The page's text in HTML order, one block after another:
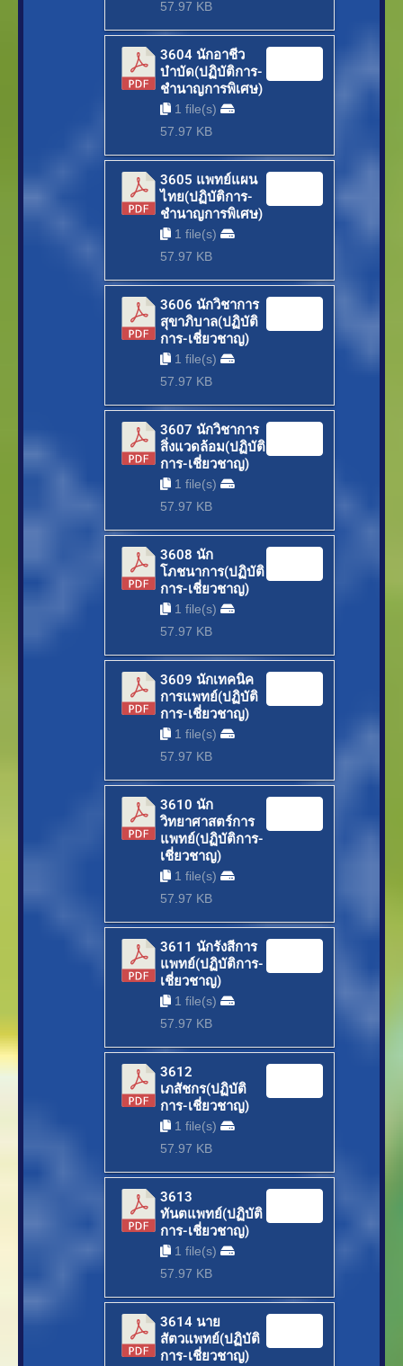
57.97 KB
3604 นักอาชีว
บำบัด(ปฏิบัติการ-
ชำนาญการพิเศษ)
1 file(s)
57.97 KB
3605 แพทย์แผน
ไทย(ปฏิบัติการ-
ชำนาญการพิเศษ)
1 file(s)
57.97 KB
3606 นักวิชาการ
สุขาภิบาล(ปฏิบัติ
การ-เชี่ยวชาญ)
1 file(s)
57.97 KB
3607 นักวิชาการ
สิ่งแวดล้อม(ปฏิบัติ
การ-เชี่ยวชาญ)
1 file(s)
57.97 KB
3608 นัก
โภชนาการ(ปฏิบัติ
การ-เชี่ยวชาญ)
1 file(s)
57.97 KB
3609 นักเทคนิค
การแพทย์(ปฏิบัติ
การ-เชี่ยวชาญ)
1 file(s)
57.97 KB
3610 นัก
วิทยาศาสตร์การ
แพทย์(ปฏิบัติการ-
เชี่ยวชาญ)
1 file(s)
57.97 KB
3611 นักรังสีการ
แพทย์(ปฏิบัติการ-
เชี่ยวชาญ)
1 file(s)
57.97 KB
3612
เภสัชกร(ปฏิบัติ
การ-เชี่ยวชาญ)
1 file(s)
57.97 KB
3613
ทันตแพทย์(ปฏิบัติ
การ-เชี่ยวชาญ)
1 file(s)
57.97 KB
3614 นาย
สัตวแพทย์(ปฏิบัติ
การ-เชี่ยวชาญ)